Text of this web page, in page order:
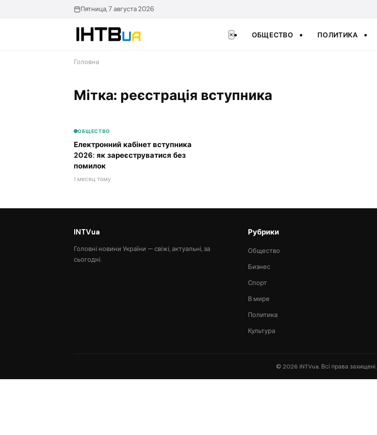
Пятница, 7 августа 2026
× ОБЩЕСТВО ПОЛИТИКА
Головна
Мітка: реєстрація вступника
ОБЩЕСТВО
Електронний кабінет вступника
2026: як зареєструватися без
помилок
1 месяц тому
INTVua
Головні новини України — свіжі, актуальні, за
сьогодні.
Рубрики
Общество
Бизнес
Спорт
В мире
Политика
Культура
© 2026 INTVua. Всі права захищені.